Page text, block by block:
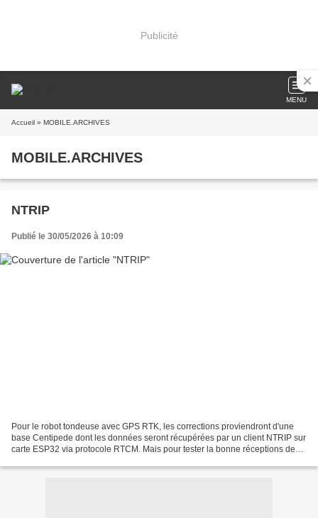
Publicité
MENU
Accueil » MOBILE.ARCHIVES
MOBILE.ARCHIVES
NTRIP
Publié le 30/05/2026 à 10:09
Pour le robot tondeuse avec GPS RTK, les corrections proviendront d'une
base Centipede dont les données seront récupérées par un client NTRIP sur
carte ESP32 via protocole RTCM. Mais pour tester la bonne réceptions des